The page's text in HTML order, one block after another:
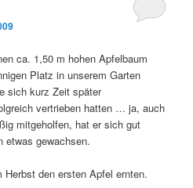
ca. 1,50 m hohen Apfelbaum
Platz in unserem Garten
sich kurz Zeit später
vertrieben hatten … ja, auch
mitgeholfen, hat er sich gut
etwas gewachsen.
den ersten Apfel ernten.